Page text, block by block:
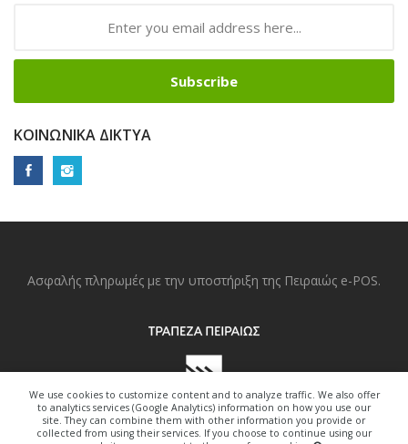
We use cookies to customize content and to analyze traffic. We also offer
to analytics services (Google Analytics) information on how you use our
site. They can combine them with other information you provide or
collected from using their services. If you choose to continue using our
Subscribe
ΚΟΙΝΩΝΙΚΆ ΔΊΚΤΥΑ
Ασφαλής πληρωμές με την υποστήριξη της Πειραιώς e-POS.